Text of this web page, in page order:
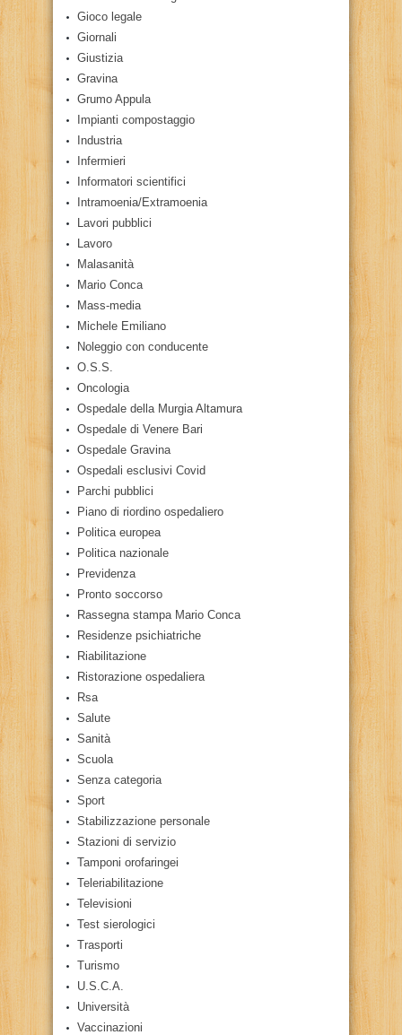
Gioco legale
Giornali
Giustizia
Gravina
Grumo Appula
Impianti compostaggio
Industria
Infermieri
Informatori scientifici
Intramoenia/Extramoenia
Lavori pubblici
Lavoro
Malasanità
Mario Conca
Mass-media
Michele Emiliano
Noleggio con conducente
O.S.S.
Oncologia
Ospedale della Murgia Altamura
Ospedale di Venere Bari
Ospedale Gravina
Ospedali esclusivi Covid
Parchi pubblici
Piano di riordino ospedaliero
Politica europea
Politica nazionale
Previdenza
Pronto soccorso
Rassegna stampa Mario Conca
Residenze psichiatriche
Riabilitazione
Ristorazione ospedaliera
Rsa
Salute
Sanità
Scuola
Senza categoria
Sport
Stabilizzazione personale
Stazioni di servizio
Tamponi orofaringei
Teleriabilitazione
Televisioni
Test sierologici
Trasporti
Turismo
U.S.C.A.
Università
Vaccinazioni